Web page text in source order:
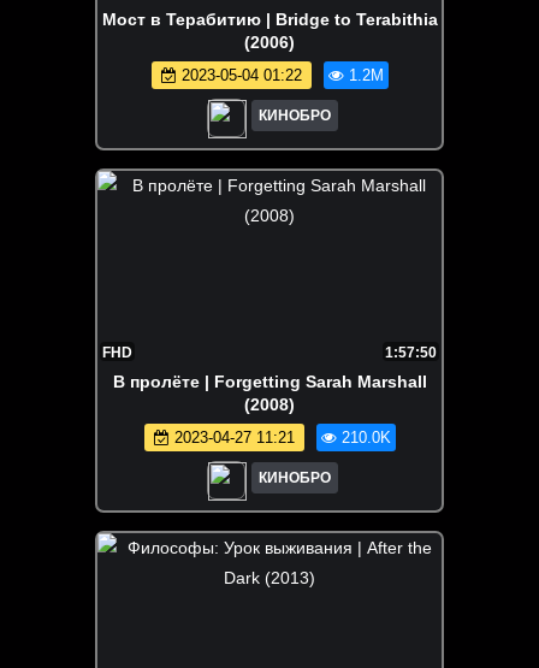
Мост в Терабитию | Bridge to Terabithia
(2006)
2023-05-04 01:22 1.2M
КИНОБРО
FHD 1:57:50
В пролёте | Forgetting Sarah Marshall
(2008)
2023-04-27 11:21 210.0K
КИНОБРО